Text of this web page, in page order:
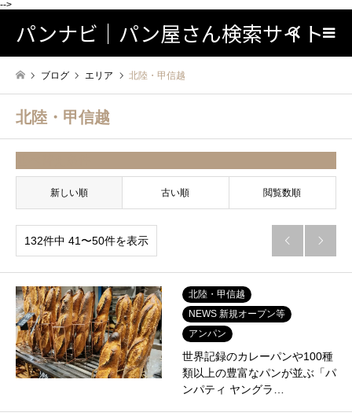
-->
パンナビ｜パン屋さん検索サイト検索
ブログ エリア 北陸・甲信越
北陸・甲信越
新しい順 古い順 閲覧数順
132件中 41〜50件を表示  
北陸・甲信越
NEWS 新規オープン等
アンパン
世界記録のカレーパンや100種
類以上の豊富なパンが並ぶ「パ
ンパティ ヤングラ…